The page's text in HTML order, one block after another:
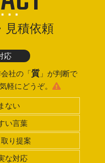
見積依頼
応
社の「質」が判断で
軽にどうぞ。
ない
い言葉
り提案
な対応